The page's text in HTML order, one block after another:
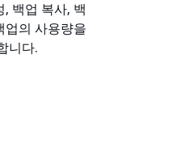
백업 복사, 백
업의 사용량을
니다.